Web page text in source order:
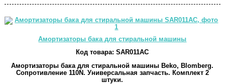
Амортизаторы бака для стиральной машины
Код товара: SAR011AC
Амортизаторы бака для стиральной машины Beko, Blomberg.
Сопротивление 110N. Универсальная запчасть. Комплект 2
штуки.